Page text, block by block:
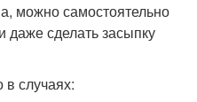
можно самостоятельно
даже сделать засыпку
случаях: